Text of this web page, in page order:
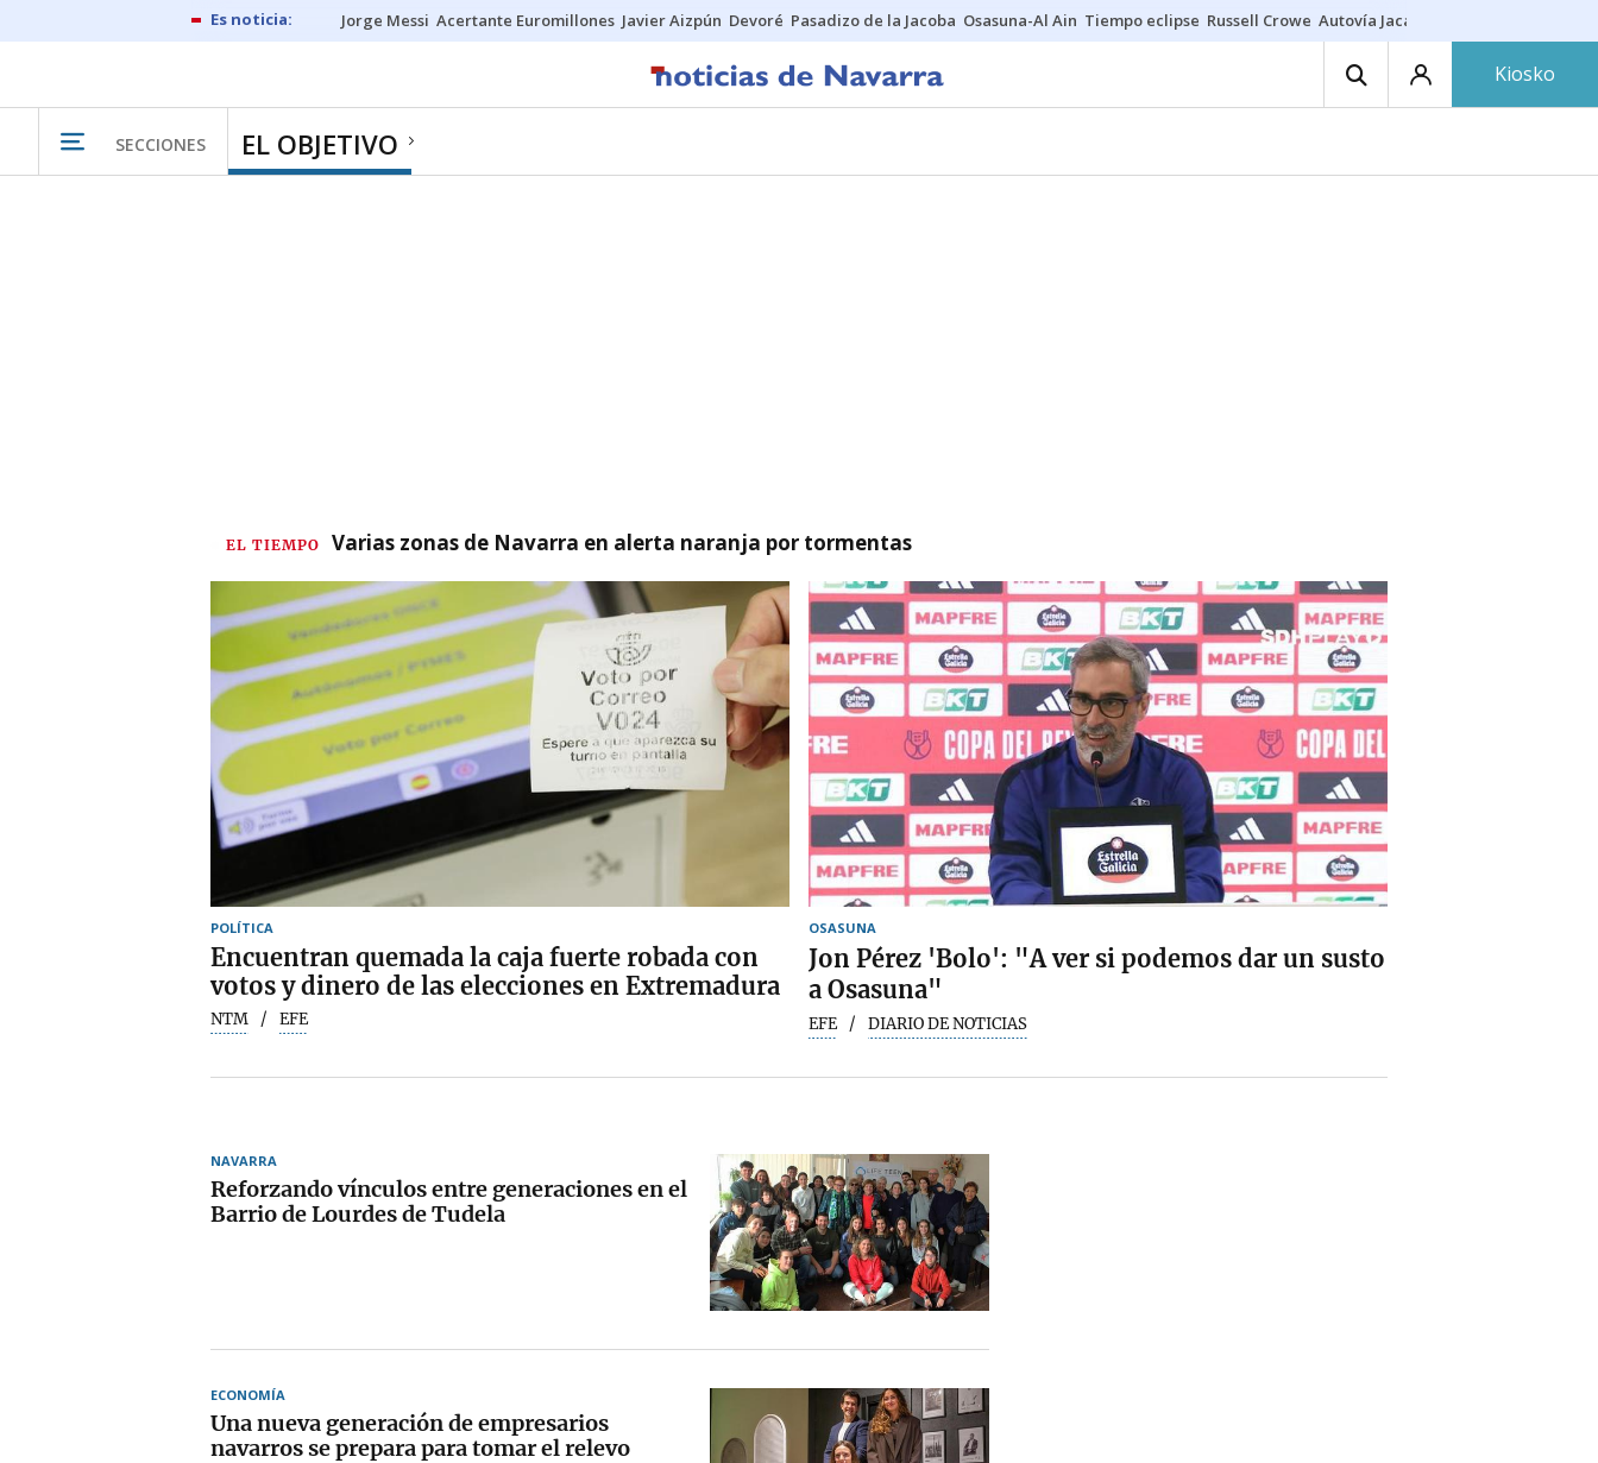
Jorge Messi Acertante Euromillones Javier Aizpún Devoré Pasadizo de la Jacoba Osasuna-Al Ain Tiempo eclipse Russell Crowe Autovía Jaca
Kiosko
SECCIONES EL OBJETIVO
EL TIEMPO Varias zonas de Navarra en alerta naranja por tormentas
POLÍTICA
Encuentran quemada la caja fuerte robada con
votos y dinero de las elecciones en Extremadura
NTM EFE
OSASUNA
Jon Pérez 'Bolo': "A ver si podemos dar un susto
a Osasuna"
EFE DIARIO DE NOTICIAS
NAVARRA
Reforzando vínculos entre generaciones en el
Barrio de Lourdes de Tudela
ECONOMÍA
Una nueva generación de empresarios
navarros se prepara para tomar el relevo